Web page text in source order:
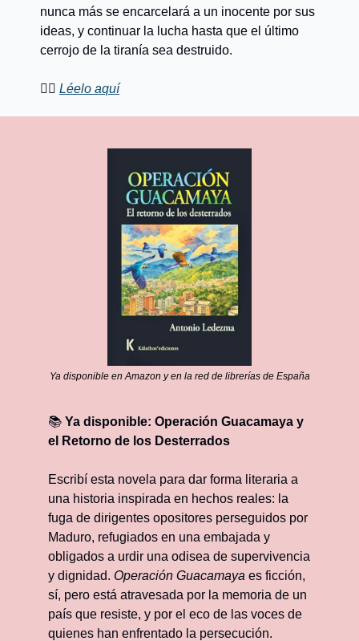
nunca más se encarcelará a un inocente por sus
ideas, y continuar la lucha hasta que el último
cerrojo de la tiranía sea destruido.
👉🏼 Léelo aquí
Ya disponible en Amazon y en la red de librerías de España
📚 Ya disponible: Operación Guacamaya y
el Retorno de los Desterrados
Escribí esta novela para dar forma literaria a
una historia inspirada en hechos reales: la
fuga de dirigentes opositores perseguidos por
Maduro, refugiados en una embajada y
obligados a urdir una odisea de supervivencia
y dignidad. Operación Guacamaya es ficción,
sí, pero está atravesada por la memoria de un
país que resiste, y por el eco de las voces de
quienes han enfrentado la persecución.